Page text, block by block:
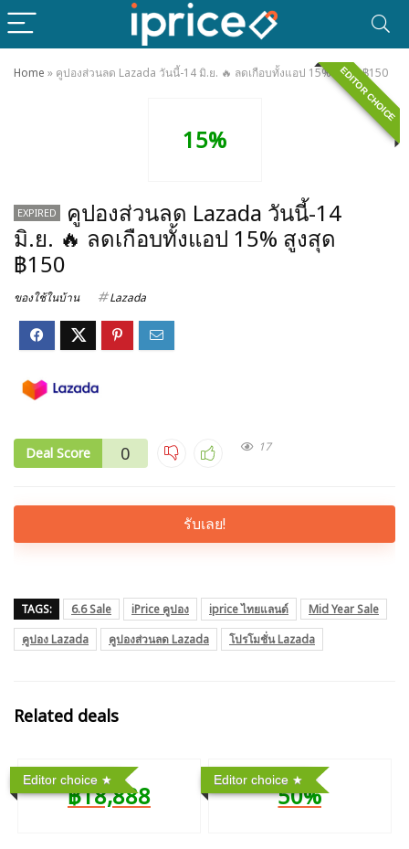
Home » คูปองส่วนลด Lazada วันนี้-14 มิ.ย. 🔥 ลดเกือบทั้งแอป 15% สูงสุด ฿150
EDITOR CHOICE
15%
EXPIRED
คูปองส่วนลด Lazada วันนี้-14
มิ.ย. 🔥 ลดเกือบทั้งแอป 15% สูงสุด
฿150
ของใช้ในบ้าน Lazada
Deal Score 0 17
รับเลย!
TAGS: 6.6 Sale iPrice คูปอง iprice ไทยแลนด์
Mid Year Sale
คูปอง Lazada
คูปองส่วนลด Lazada โปรโมชั่น Lazada
Related deals
Editor choice
฿18,888
Editor choice
50%